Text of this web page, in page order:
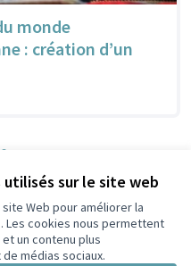
sur le site web
Web pour améliorer la
Les cookies nous permettent
un contenu plus
médias sociaux.
monde
: création d’un
Instagram
sur YouTube